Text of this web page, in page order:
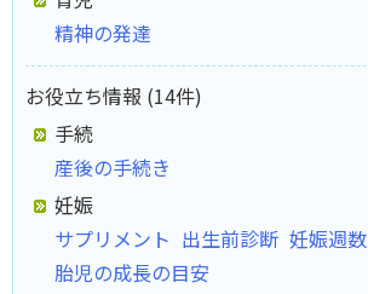
精神の発達
お役立ち情報 (14件)
手続
産後の手続き
妊娠
サプリメント 出生前診断 妊娠週数
胎児の成長の目安